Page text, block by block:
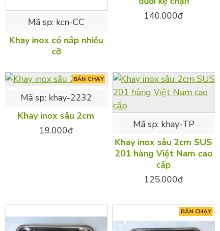
Mã sp: kcn-CC
Khay inox có nắp nhiều
cỡ
140.000đ
BÁN CHẠY
Mã sp: khay-2232
Khay inox sâu 2cm
19.000đ
Mã sp: khay-TP
Khay inox sâu 2cm SUS
201 hàng Việt Nam cao
cấp
125.000đ
BÁN CHẠY